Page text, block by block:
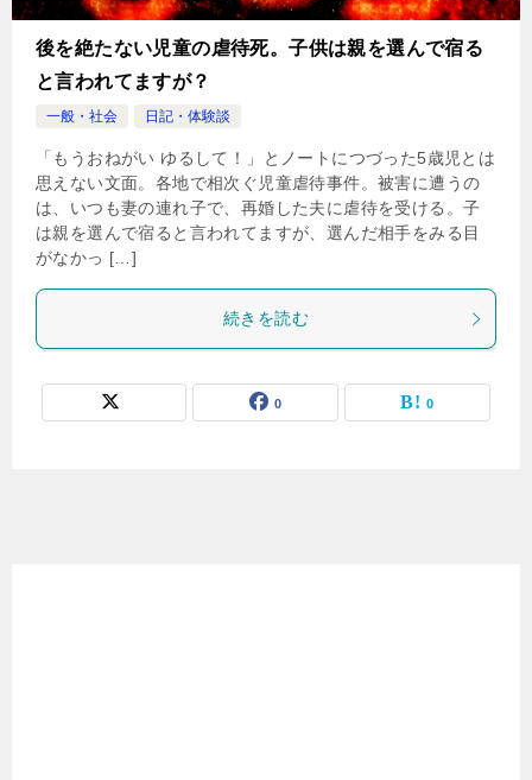
後を絶たない児童の虐待死。子供は親を選んで宿る
と言われてますが？
一般・社会 日記・体験談
「もうおねがい ゆるして！」とノートにつづった5歳児とは
思えない文面。各地で相次ぐ児童虐待事件。被害に遭うの
は、いつも妻の連れ子で、再婚した夫に虐待を受ける。子
は親を選んで宿ると言われてますが、選んだ相手をみる目
がなかっ […]
続きを読む
0 0